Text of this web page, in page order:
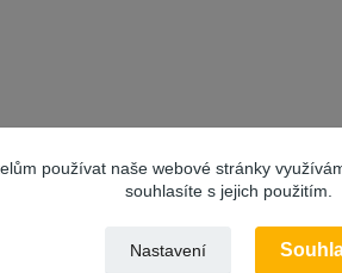
používat naše webové stránky
souhlasíte s jejich použitím.
Nastavení